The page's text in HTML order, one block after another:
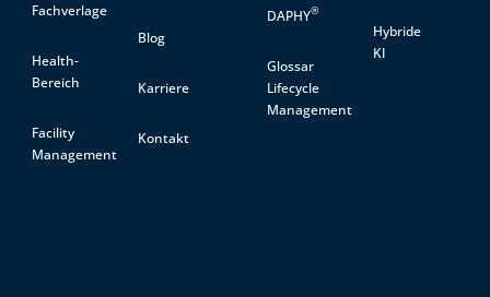
Fachverlage
Health-
Bereich
Facility
Management
Blog
Karriere
Kontakt
DAPHY®
Glossar
Lifecycle
Management
Hybride
KI